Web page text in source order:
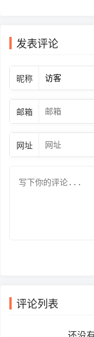
发表评论
昵称
邮箱
网址
评论列表